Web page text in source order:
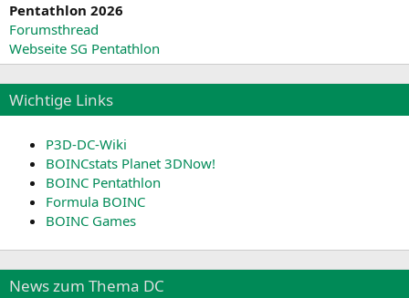
Pentathlon 2026
Forumsthread
Webseite SG Pentathlon
Wichtige Links
P3D-DC-Wiki
BOINCstats Planet 3DNow!
BOINC Pentathlon
Formula BOINC
BOINC Games
News zum Thema DC